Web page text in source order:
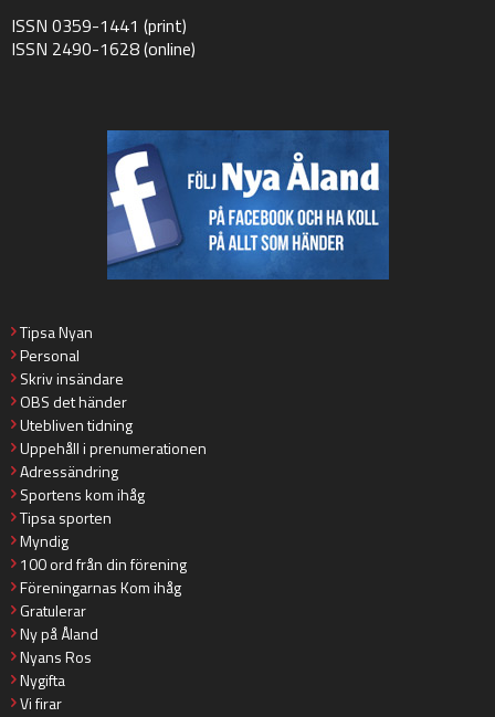
ISSN 0359-1441 (print)
ISSN 2490-1628 (online)
Tipsa Nyan
Personal
Skriv insändare
OBS det händer
Utebliven tidning
Uppehåll i prenumerationen
Adressändring
Sportens kom ihåg
Tipsa sporten
Myndig
100 ord från din förening
Föreningarnas Kom ihåg
Gratulerar
Ny på Åland
Nyans Ros
Nygifta
Vi firar